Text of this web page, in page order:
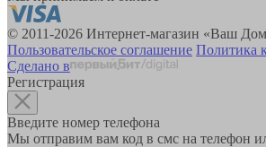
© 2011-2026 Интернет-магазин «Ваш
Пользовательское соглашение Политика
Сделано в
Регистрация
Введите номер телефона
Мы отправим вам код в смс на телефон